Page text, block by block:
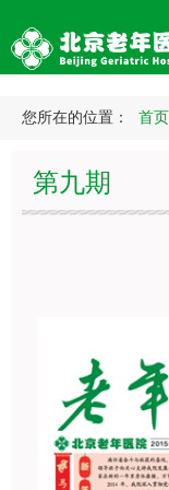
您所在的位置： 首页
第九期